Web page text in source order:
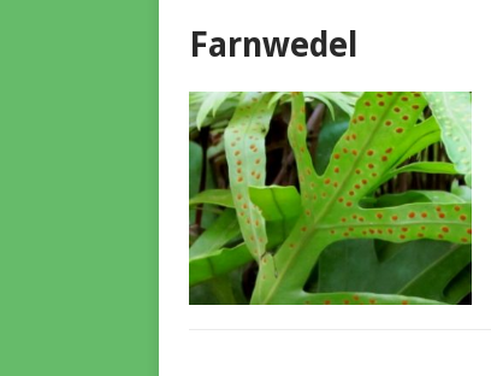
Farnwedel